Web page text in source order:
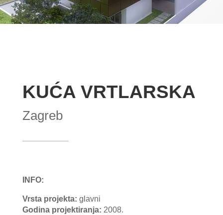
KUĆA VRTLARSKA
Zagreb
INFO:
Vrsta projekta: glavni
Godina projektiranja: 2008.